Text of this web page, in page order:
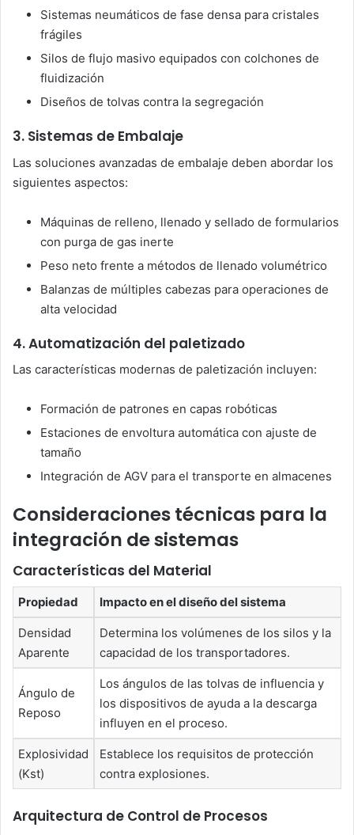
Sistemas neumáticos de fase densa para cristales
frágiles
Silos de flujo masivo equipados con colchones de
fluidización
Diseños de tolvas contra la segregación
3. Sistemas de Embalaje
Las soluciones avanzadas de embalaje deben abordar los
siguientes aspectos:
Máquinas de relleno, llenado y sellado de formularios
con purga de gas inerte
Peso neto frente a métodos de llenado volumétrico
Balanzas de múltiples cabezas para operaciones de
alta velocidad
4. Automatización del paletizado
Las características modernas de paletización incluyen:
Formación de patrones en capas robóticas
Estaciones de envoltura automática con ajuste de
tamaño
Integración de AGV para el transporte en almacenes
Consideraciones técnicas para la
integración de sistemas
Características del Material
Propiedad Impacto en el diseño del sistema
Densidad
Aparente
Determina los volúmenes de los silos y la
capacidad de los transportadores.
Ángulo de
Reposo
Los ángulos de las tolvas de influencia y
los dispositivos de ayuda a la descarga
influyen en el proceso.
Explosividad
(Kst)
Establece los requisitos de protección
contra explosiones.
Arquitectura de Control de Procesos